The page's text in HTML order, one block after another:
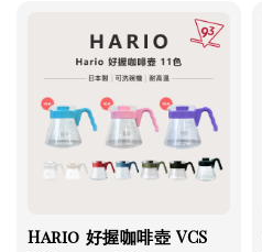
Hario 好握咖啡壺 VCS